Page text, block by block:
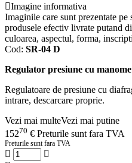
Imagine informativa
Imaginile care sunt prezentate
produsele efectiv livrate putand
culoarea, aspectul, forma,
Cod: SR-04 D
Regulator presiune cu
Regulatoare de presiune cu
intrare, descarcare proprie.
Vezi mai multeVezi mai putine
15270 € Preturile sunt fara TVA
Preturile sunt fara TVA